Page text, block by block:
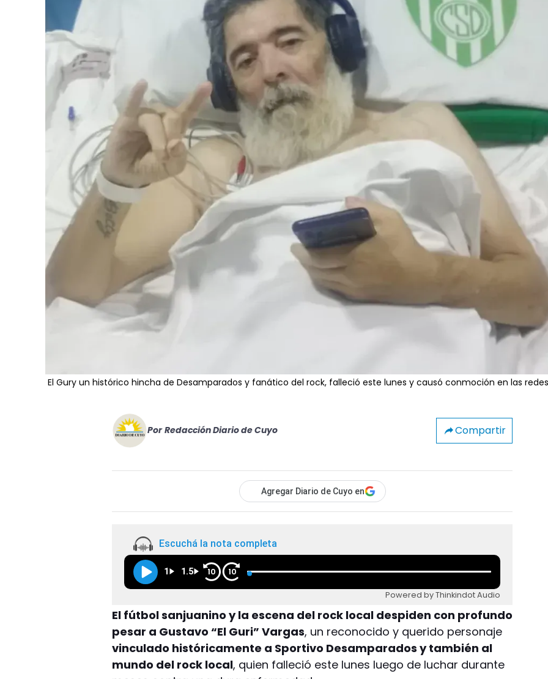
El Gury un histórico hincha de Desamparados y fanático del rock, falleció este lunes y causó conmoción en las
Por Redacción Diario de Cuyo Compartir
Agregar Diario de Cuyo en
Escuchá la nota completa
1 1.5 10 10
Powered by Thinkindot Audio
El fútbol sanjuanino y la escena del rock local despiden con profundo
pesar a Gustavo “El Guri” Vargas, un reconocido y querido personaje
vinculado históricamente a Sportivo Desamparados y también al
mundo del rock local, quien falleció este lunes luego de luchar durante